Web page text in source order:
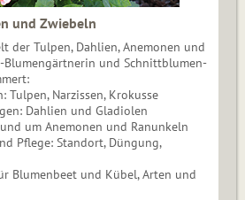
und Zwiebeln
der Tulpen, Dahlien, Anemonen und
Blumengärtnerin und Schnittblumen-
Tulpen, Narzissen, Krokusse
Dahlien und Gladiolen
um Anemonen und Ranunkeln
Pflege: Standort, Düngung,
Blumenbeet und Kübel, Arten und